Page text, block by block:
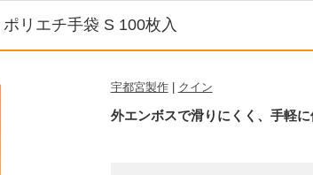
リエチ手袋 S 100枚入
宇都宮製作| クイン
外エンボスで滑りにくく、手軽に